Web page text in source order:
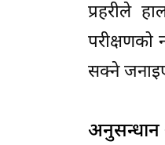
प्रहरीले
सक्ने